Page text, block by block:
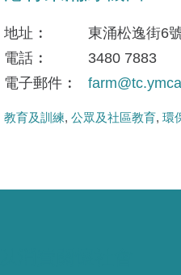
地址
東涌松逸街6
電話
3480 7883
電子郵件
教育及訓練 公眾及社區教育 環